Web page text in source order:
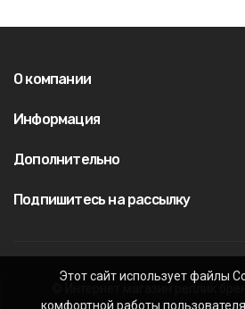
О компании
Информация
Дополнительно
Подпишитесь на рассылку
© Интернет магазин реплик
Этот сайт использует файлы
комфортной работы пользователя.